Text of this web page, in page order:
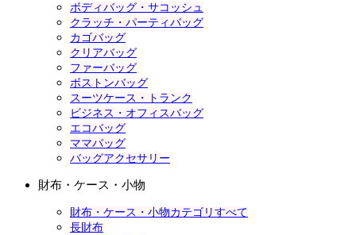
ボディバッグ・サコッシュ
クラッチ・パーティバッグ
カゴバッグ
クリアバッグ
ファーバッグ
ボストンバッグ
スーツケース・トランク
ビジネス・オフィスバッグ
エコバッグ
ママバッグ
バッグアクセサリー
財布・ケース・小物
財布・ケース・小物カテゴリすべて
長財布